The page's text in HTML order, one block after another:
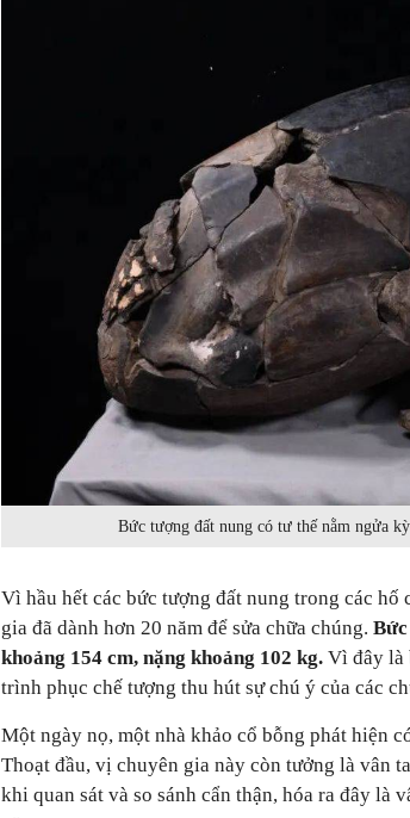
Bức tượng đất nung có tư thế nằm ngửa
Vì hầu hết các bức tượng đất nung trong các
gia đã dành hơn 20 năm để sửa chữa chúng.
khoảng 154 cm, nặng khoảng 102 kg. Vì đây là
trình phục chế tượng thu hút sự chú ý của các
Một ngày nọ, một nhà khảo cổ bỗng phát hiện
Thoạt đầu, vị chuyên gia này còn tưởng là vân
khi quan sát và so sánh cẩn thận, hóa ra đây là